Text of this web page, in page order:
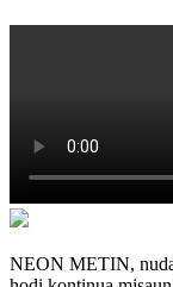
NEON METIN,